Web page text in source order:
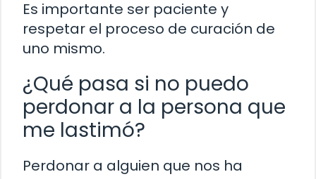
Es importante ser paciente y
respetar el proceso de curación de
uno mismo.
¿Qué pasa si no puedo
perdonar a la persona que
me lastimó?
Perdonar a alguien que nos ha